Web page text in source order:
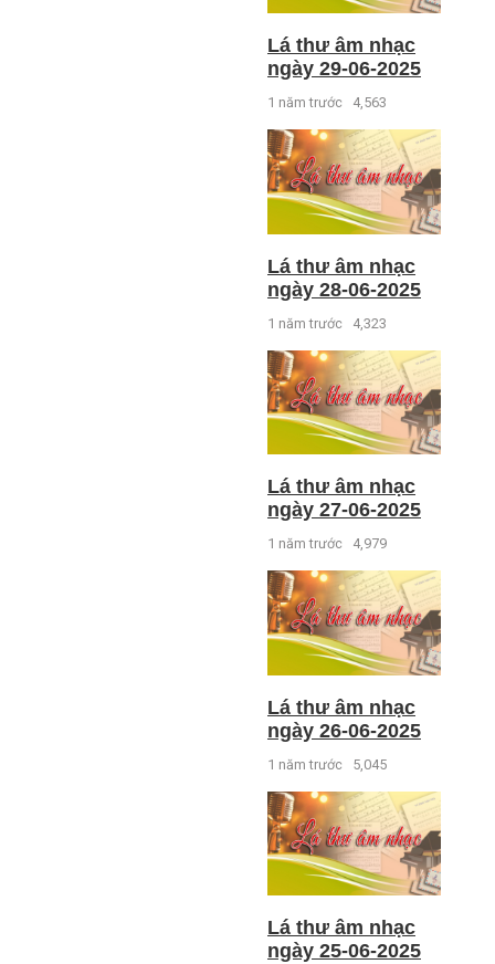
Lá thư âm nhạc
ngày 29-06-2025
1 năm trước 4,563
Lá thư âm nhạc
ngày 28-06-2025
1 năm trước 4,323
Lá thư âm nhạc
ngày 27-06-2025
1 năm trước 4,979
Lá thư âm nhạc
ngày 26-06-2025
1 năm trước 5,045
Lá thư âm nhạc
ngày 25-06-2025